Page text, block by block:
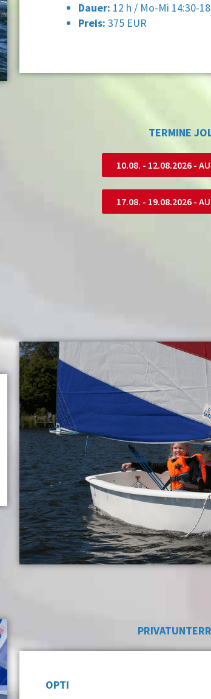
Dauer: 12 h / Mo-Mi 14:30-
Preis: 375 EUR
TERMINE
10.08. - 12.08.2026 -
17.08. - 19.08.2026 -
OPTI